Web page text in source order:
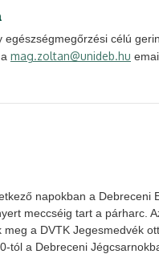
egészségmegőrzési célú
mag.zoltan@unideb.hu
napokban a Debreceni
meccséig tart a párharc.
a DVTK Jegesmedvék
tól a Debreceni